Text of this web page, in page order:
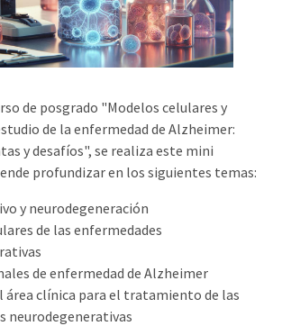
de posgrado "Modelos celulares y
de la enfermedad de Alzheimer:
y desafíos", se realiza este mini
profundizar en los siguientes temas:
y neurodegeneración
de las enfermedades
de enfermedad de Alzheimer
área clínica para el tratamiento de las
neurodegenerativas